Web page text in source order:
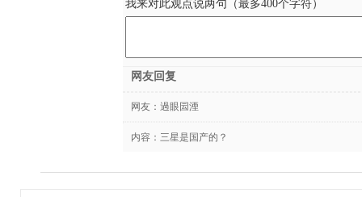
我来对此观点说两句（最多400个字符）
网友回复
网友： 過眼囩湮
内容：三星是国产的？